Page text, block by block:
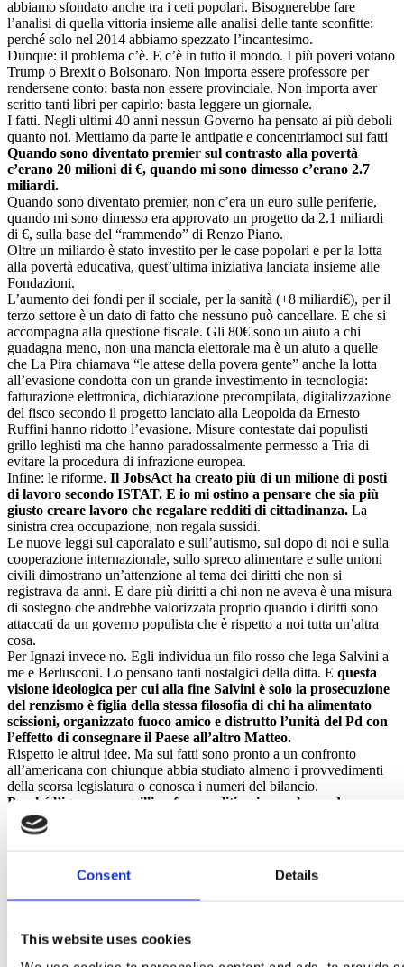
Consent Details
This website uses cookies
abbiamo sfondato anche tra i ceti popolari. Bisognerebbe fare
l’analisi di quella vittoria insieme alle analisi delle tante sconfitte:
perché solo nel 2014 abbiamo spezzato l’incantesimo.
Dunque: il problema c’è. E c’è in tutto il mondo. I più poveri votano
Trump o Brexit o Bolsonaro. Non importa essere professore per
rendersene conto: basta non essere provinciale. Non importa aver
scritto tanti libri per capirlo: basta leggere un giornale.
I fatti. Negli ultimi 40 anni nessun Governo ha pensato ai più deboli
quanto noi. Mettiamo da parte le antipatie e concentriamoci sui fatti
Quando sono diventato premier sul contrasto alla povertà
c’erano 20 milioni di €, quando mi sono dimesso c’erano 2.7
miliardi.
Quando sono diventato premier, non c’era un euro sulle periferie,
quando mi sono dimesso era approvato un progetto da 2.1 miliardi
di €, sulla base del “rammendo” di Renzo Piano.
Oltre un miliardo è stato investito per le case popolari e per la lotta
alla povertà educativa, quest’ultima iniziativa lanciata insieme alle
Fondazioni.
L’aumento dei fondi per il sociale, per la sanità (+8 miliardi€), per il
terzo settore è un dato di fatto che nessuno può cancellare. E che si
accompagna alla questione fiscale. Gli 80€ sono un aiuto a chi
guadagna meno, non una mancia elettorale ma è un aiuto a quelle
che La Pira chiamava “le attese della povera gente” anche la lotta
all’evasione condotta con un grande investimento in tecnologia:
fatturazione elettronica, dichiarazione precompilata, digitalizzazione
del fisco secondo il progetto lanciato alla Leopolda da Ernesto
Ruffini hanno ridotto l’evasione. Misure contestate dai populisti
grillo leghisti ma che hanno paradossalmente permesso a Tria di
evitare la procedura di infrazione europea.
Infine: le riforme. Il JobsAct ha creato più di un milione di posti
di lavoro secondo ISTAT. E io mi ostino a pensare che sia più
giusto creare lavoro che regalare redditi di cittadinanza. La
sinistra crea occupazione, non regala sussidi.
Le nuove leggi sul caporalato e sull’autismo, sul dopo di noi e sulla
cooperazione internazionale, sullo spreco alimentare e sulle unioni
civili dimostrano un’attenzione al tema dei diritti che non si
registrava da anni. E dare più diritti a chi non ne aveva è una misura
di sostegno che andrebbe valorizzata proprio quando i diritti sono
attaccati da un governo populista che è rispetto a noi tutta un’altra
cosa.
Per Ignazi invece no. Egli individua un filo rosso che lega Salvini a
me e Berlusconi. Lo pensano tanti nostalgici della ditta. E questa
visione ideologica per cui alla fine Salvini è solo la prosecuzione
del renzismo è figlia della stessa filosofia di chi ha alimentato
scissioni, organizzato fuoco amico e distrutto l’unità del Pd con
l’effetto di consegnare il Paese all’altro Matteo.
Rispetto le altrui idee. Ma sui fatti sono pronto a un confronto
all’americana con chiunque abbia studiato almeno i provvedimenti
della scorsa legislatura o conosca i numeri del bilancio.
Perché l’ignoranza grillina fa proseliti e siamo al paradosso per
cui chi scrive raffinati commenti senza conoscere i fatti è
paradossalmente populista quanto chi ci governa.
gli atti di governo di quel politico.
Si fermano alle apparenze.
Vogliamo dire che c’è bisogno di fare di più per chi sta peggio?
delle destre siano la stessa cosa e che nessuno abbia fatto niente,
non è semplicemente ingiusto. È falso.